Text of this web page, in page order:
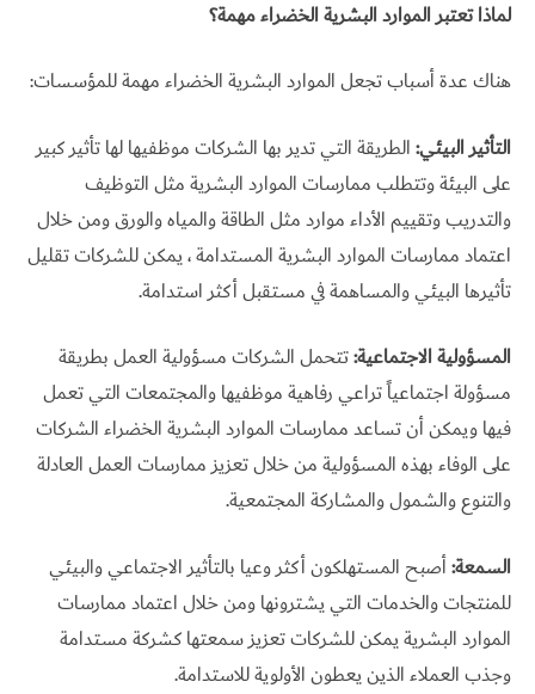
لماذا تعتبر الموارد البشرية الخضراء مهمة؟
هناك عدة أسباب تجعل الموارد البشرية الخضراء مهمة للمؤسسات:
التأثير البيئي:الطريقة التي تدير بها الشركات موظفيها لها تأثير كبير
على البيئة وتتطلب ممارسات الموارد البشرية مثل التوظيف
والتدريب وتقييم الأداء موارد مثل الطاقة والمياه والورق ومن خلال
اعتماد ممارسات الموارد البشرية المستدامة ، يمكن للشركات تقليل
تأثيرها البيئي والمساهمة في مستقبل أكثر استدامة.
المسؤولية الاجتماعية:تتحمل الشركات مسؤولية العمل بطريقة
مسؤولة اجتماعياً تراعي رفاهية موظفيها والمجتمعات التي تعمل
فيها ويمكن أن تساعد ممارسات الموارد البشرية الخضراء الشركات
على الوفاء بهذه المسؤولية من خلال تعزيز ممارسات العمل العادلة
والتنوع والشمول والمشاركة المجتمعية.
السمعة:أصبح المستهلكون أكثر وعيا بالتأثير الاجتماعي والبيئي
للمنتجات والخدمات التي يشترونها ومن خلال اعتماد ممارسات
الموارد البشرية يمكن للشركات تعزيز سمعتها كشركة مستدامة
وجذب العملاء الذين يعطون الأولوية للاستدامة.